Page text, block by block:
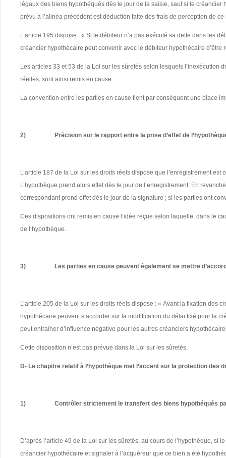
légaux des biens hypothéqués dès le jour de la saisie, sauf si le
prévu à l’alinéa précédent est déduction faite des frais de perception de
L’article 195 dispose : « Si le débiteur n’a pas exécuté sa dette dans les
créancier hypothécaire peut convenir avec le débiteur hypothécaire
Les articles 33 et 53 de la Loi sur les sûretés selon lesquels l’inexécution
réelles, sont ainsi remis en cause.
La convention entre les parties en cause tient par conséquent une place
2) Précision sur le rapport entre la prise d’effet de
L’article 187 de la Loi sur les droits réels dispose que l’enregistrement
L’hypothèque prend alors effet dès le jour de l’enregistrement. En
correspondant prend effet dès le jour de la signature ; si les parties ont
Ces dispositions ont remis en cause l’idée reçue selon laquelle, dans le
de l’hypothèque.
3) Les parties en cause peuvent également se mettre
L’article 205 de la Loi sur les droits réels dispose : « Avant la fixation des
hypothécaire peuvent s’accorder sur la modification du délai fixé pour la
peut entraîner d’influence négative pour les autres créanciers
Cette disposition n’est pas prévue dans la Loi sur les sûretés.
D- Le chapitre relatif à l’hypothèque met l’accent sur la protection des
1)Contrôler strictement le transfert des biens hypothéqués
D’après l’article 49 de la Loi sur les sûretés, au cours de l’hypothèque,
créancier hypothécaire et signaler à l’acquéreur que ce bien a été